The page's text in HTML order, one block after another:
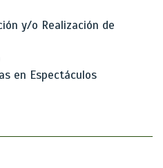
y/o Realización de
en Espectáculos